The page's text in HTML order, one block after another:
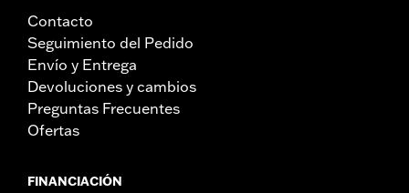
Contacto
Seguimiento del Pedido
Envío y Entrega
Devoluciones y cambios
Preguntas Frecuentes
Ofertas
FINANCIACIÓN